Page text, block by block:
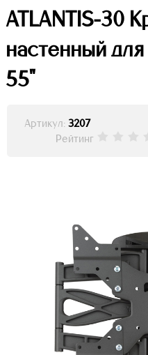
ATLANTIS-30
настенный
55"
Артикул: 3207
Рейтинг